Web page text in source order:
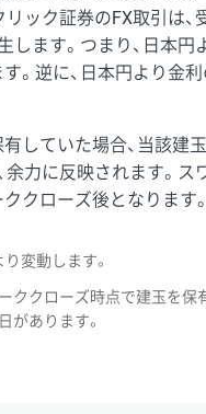
リック証券のFX取引は
します。つまり、日本
。逆に、日本円より金
していた場合、当該建
余力に反映されます。
クローズ後となります
変動します。
ククローズ時点で建玉を
があります。